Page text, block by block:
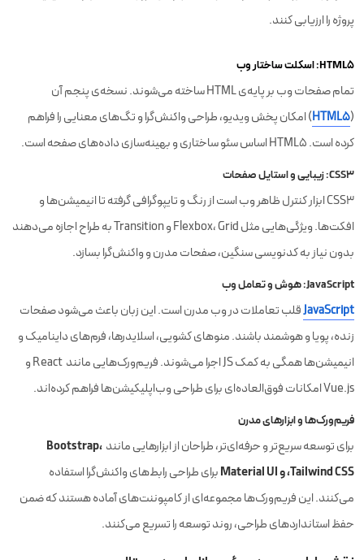
پروژه را ارزیابی کنند.
HTML5: اسکلت ساختار وب
تمام صفحات وب بر پایه‌ی HTML ساخته می‌شوند. نسخه‌ی پنجم آن
(
HTML5) امکان پخش ویدیو، طراحی واکنش‌گرا و تگ‌های معنایی را فراهم
کرده است. HTML5 اساس سئو ساختاری و بهینه‌سازی داده‌های صفحه است.
CSS3: زیبایی و استایل صفحات
CSS3 ابزار کنترل ظاهر وب است از رنگ و تایپوگرافی گرفته تا انیمیشن‌ها و
افکت‌ها. ویژگی‌هایی مثل Flexbox، Grid و Transition به طراح اجازه می‌دهند
بدون نیاز به کدنویسی سنگین، صفحات مدرن و واکنش‌گرا بسازد.
JavaScript: هوش و تعامل وب
JavaScriptقلب تعاملات در وب مدرن است. این زبان باعث می‌شود صفحات
زنده، پویا و هوشمند باشند. منوهای کشویی، اسلایدرها، فرم‌های داینامیک و
انیمیشن‌ها همگی به کمک JS اجرا می‌شوند. فریم‌ورک‌هایی مانند React و
Vue.js امکانات فوق‌العاده‌ای برای طراحی وب‌اپلیکیشن‌ها فراهم کرده‌اند.
فریم‌ورک‌ها و ابزارهای مدرن
برای توسعه سریع‌تر و حرفه‌ای‌تر، طراحان از ابزارهایی مانند Bootstrap،
Tailwind CSS، و Material UI
برای طراحی رابط‌های واکنش‌گرا استفاده
می‌کنند. این فریم‌ورک‌ها مجموعه‌ای از کامپوننت‌های آماده هستند که ضمن
حفظ استانداردهای طراحی، روند توسعه را تسریع می‌کنند.